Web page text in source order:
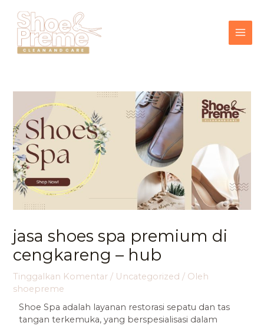
konten
jasa shoes spa premium di
cengkareng – hub
Tinggalkan Komentar / Uncategorized / Oleh
shoepreme
Shoe Spa adalah layanan restorasi sepatu dan tas
tangan terkemuka, yang berspesialisasi dalam